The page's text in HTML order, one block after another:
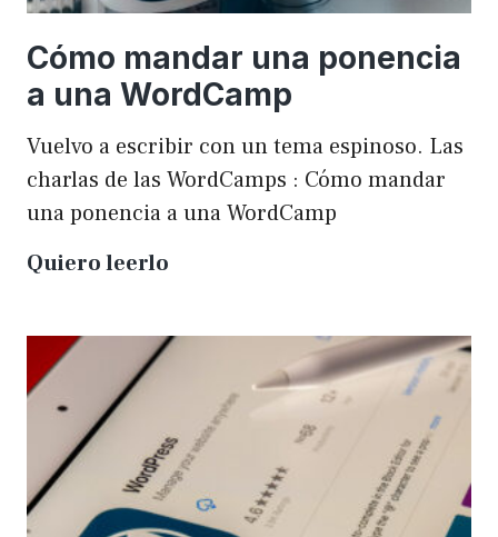
Cómo mandar una ponencia
a una WordCamp
Vuelvo a escribir con un tema espinoso. Las
charlas de las WordCamps : Cómo mandar
una ponencia a una WordCamp
Quiero leerlo
una
una
WordCamp